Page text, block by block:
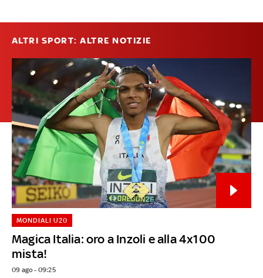
ALTRI SPORT: ALTRE NOTIZIE
Magica Italia: oro a Inzoli e alla 4x100
mista!
MONDIALI U20
09 ago - 09:25